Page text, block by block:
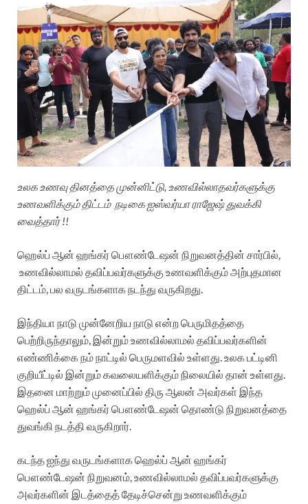
உலக உணவு தினத்தை முன்னிட்டு, உணவில்லாதவர்களுக்கு
உணவளிக்கும் திட்டம் நடிகை ஐஸ்வர்யா ராஜேஷ் துவக்கி
வைத்தார் !!
ஹெல்ப் ஆன் ஹங்கர் பௌண்டேஷன் நிறுவனத்தின் சார்பில்,
உணவில்லாமல் தவிப்பவர்களுக்கு உணவளிக்கும் அற்புதமான
திட்டம், பல வருடங்களாக நடந்து வருகிறது.
இந்தியா நாடு முன்னேறிய நாடு என்ற பெருமிதத்தை
பெற்றிருந்தாலும், இன்றும் உணவில்லாமல் தவிப்பவர்களின்
எண்ணிக்கை நம் நாட்டில் பெருமளவில் உள்ளது. உலக பட்டினி
குறியீட்டில் இன்றும் கவலையளிக்கும் நிலையில் தான் உள்ளது.
இதனை மாற்றும் முனைப்பில் திரு ஆலன் அவர்கள் இந்த
ஹெல்ப் ஆன் ஹங்கர் பௌண்டேஷன் தொண்டு நிறுவனத்தை
துவங்கி நடத்தி வருகிறார்.
கடந்த ஐந்து வருடங்களாக ஹெல்ப் ஆன் ஹங்கர்
பௌண்டேஷன் நிறுவனம், உணவில்லாமல் தவிப்பவர்களுக்கு
அவர்களின் இடத்தைத் தேடிச்சென்று உணவளிக்கும்